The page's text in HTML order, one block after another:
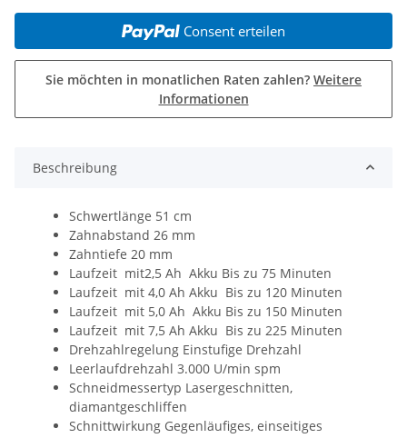
Consent erteilen
Sie möchten in monatlichen Raten zahlen? Weitere
Informationen
Beschreibung
Schwertlänge 51 cm
Zahnabstand 26 mm
Zahntiefe 20 mm
Laufzeit mit2,5 Ah Akku Bis zu 75 Minuten
Laufzeit mit 4,0 Ah Akku Bis zu 120 Minuten
Laufzeit mit 5,0 Ah Akku Bis zu 150 Minuten
Laufzeit mit 7,5 Ah Akku Bis zu 225 Minuten
Drehzahlregelung Einstufige Drehzahl
Leerlaufdrehzahl 3.000 U/min spm
Schneidmessertyp Lasergeschnitten,
diamantgeschliffen
Schnittwirkung Gegenläufiges, einseitiges